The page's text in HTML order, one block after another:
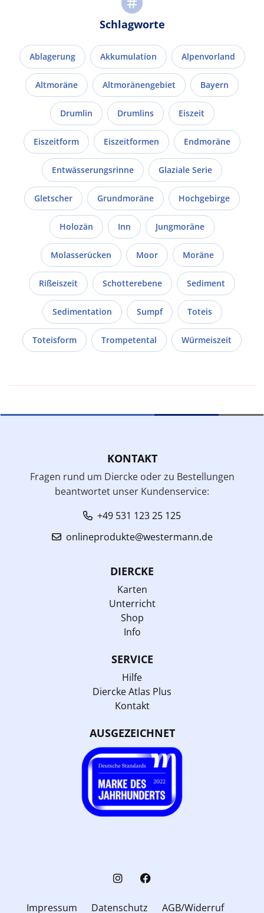
Schlagworte
Ablagerung Akkumulation Alpenvorland
Altmoräne Altmoränengebiet Bayern
Drumlin Drumlins Eiszeit
Eiszeitform Eiszeitformen Endmoräne
Entwässerungsrinne Glaziale Serie
Gletscher Grundmoräne Hochgebirge
Holozän Inn Jungmoräne
Molasserücken Moor Moräne
Rißeiszeit Schotterebene Sediment
Sedimentation Sumpf Toteis
Toteisform Trompetental Würmeiszeit
KONTAKT
Fragen rund um Diercke oder zu Bestellungen
beantwortet unser Kundenservice:
+49 531 123 25 125
onlineprodukte@westermann.de
DIERCKE
Karten
Unterricht
Shop
Info
SERVICE
Hilfe
Diercke Atlas Plus
Kontakt
AUSGEZEICHNET
Impressum Datenschutz AGB/Widerruf